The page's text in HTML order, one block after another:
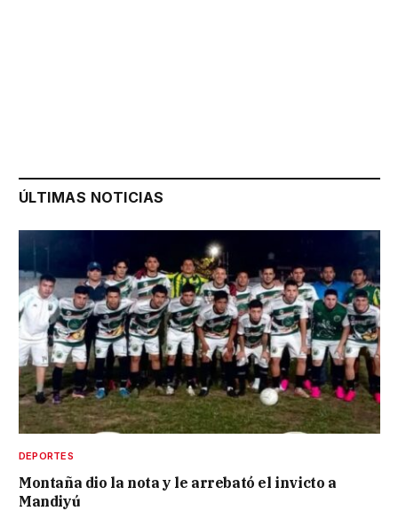
ÚLTIMAS NOTICIAS
DEPORTES
Montaña dio la nota y le arrebató el invicto a
Mandiyú